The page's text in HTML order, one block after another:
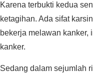
Karena terbukti kedua
ketagihan. Ada sifat
bekerja melawan kanker,
kanker.
Sedang dalam sejumlah